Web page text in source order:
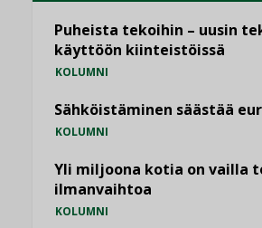
Puheista tekoihin – uusin
käyttöön kiinteistöissä
KOLUMNI
Sähköistäminen säästää
KOLUMNI
Yli miljoona kotia on vailla
ilmanvaihtoa
KOLUMNI